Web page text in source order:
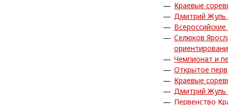
Краевые
Дмитрий Жуль
Селюков
Чемпионат и
Открытое
Краевые
Дмитрий Жуль
Первенство